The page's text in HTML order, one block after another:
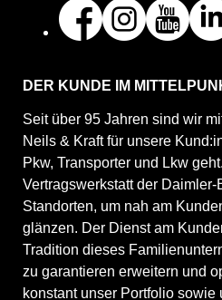
DER KUNDE IM
Seit über 95 Jahren sind wir
Neils & Kraft für unsere
Pkw, Transporter und Lkw
Vertragswerkstatt der Daimler-
Standorten, um nah am
glänzen. Der Dienst am
Tradition dieses
zu garantieren erweitern und
konstant unser Portfolio sowie